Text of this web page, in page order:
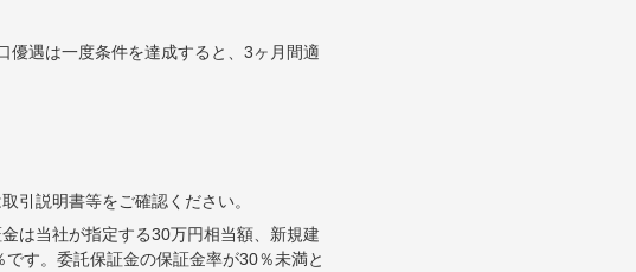
優遇は一度条件を達成すると、3ヶ月間適
引説明書等をご確認ください。
は当社が指定する30万円相当額、新規建
す。委託保証金の保証金率が30％未満と